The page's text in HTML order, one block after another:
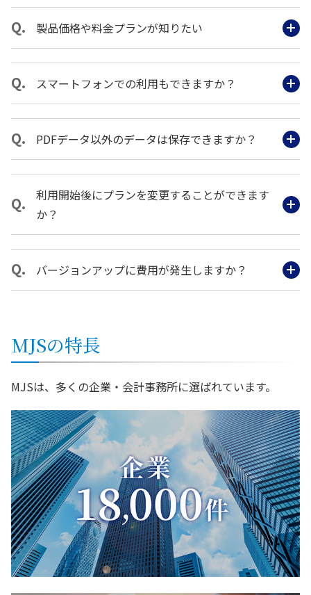
製品価格や料金プランが知りたい
スマートフォンでの利用もできますか？
PDFデータ以外のデータは保存できますか？
利用開始後にプランを変更することができます
か？
バージョンアップに費用が発生しますか？
MJSの特長
MJSは、多くの企業・会計事務所に選ばれています。